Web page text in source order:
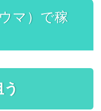
マ）で稼